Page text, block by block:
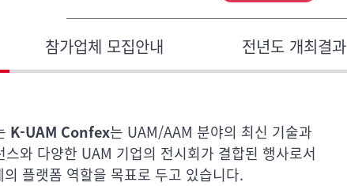
참가업체 모집안내 전년도 개최결과
K-UAM Confex는 UAM/AAM 분야의 최신 기술과
와 다양한 UAM 기업의 전시회가 결합된 행사로서
플랫폼 역할을 목표로 두고 있습니다.